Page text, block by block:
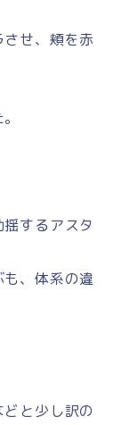
せ、頬を赤
するアスタ
、体系の違
と少し訳の